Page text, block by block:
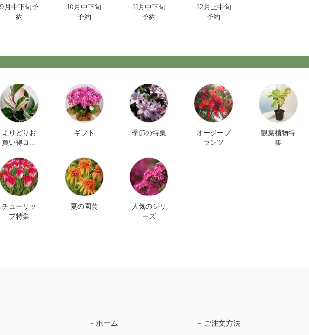
9月中下旬予
約
10月中下旬
予約
11月中下旬
予約
12月上中旬
予約
よりどりお
買い得コー
ギフト 季節の特集
オージープ
ランツ
観葉植物特
集
チューリッ
プ特集
夏の園芸
人気のシリ
ーズ
ホーム ご注文方法